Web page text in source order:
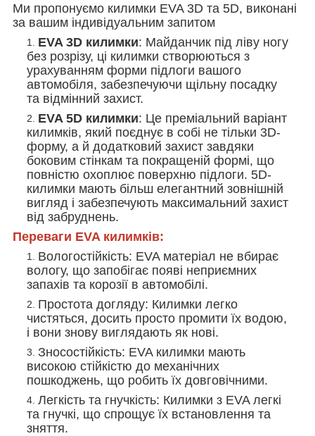
Ми пропонуємо килимки EVA 3D та 5D, виконані
за вашим індивідуальним запитом
EVA 3D килимки: Майданчик під ліву ногу
без розрізу, ці килимки створюються з
урахуванням форми підлоги вашого
автомобіля, забезпечуючи щільну посадку
та відмінний захист.
EVA 5D килимки: Це преміальний варіант
килимків, який поєднує в собі не тільки 3D-
форму, а й додатковий захист завдяки
боковим стінкам та покращеній формі, що
повністю охоплює поверхню підлоги. 5D-
килимки мають більш елегантний зовнішній
вигляд і забезпечують максимальний захист
від забруднень.
Переваги EVA килимків:
Вологостійкість: EVA матеріал не вбирає
вологу, що запобігає появі неприємних
запахів та корозії в автомобілі.
Простота догляду: Килимки легко
чистяться, досить просто промити їх водою,
і вони знову виглядають як нові.
Зносостійкість: EVA килимки мають
високою стійкістю до механічних
пошкоджень, що робить їх довговічними.
Легкість та гнучкість: Килимки з EVA легкі
та гнучкі, що спрощує їх встановлення та
зняття.